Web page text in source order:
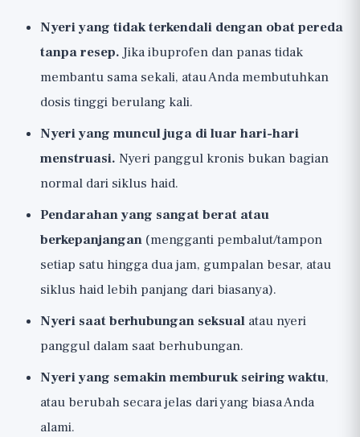
Nyeri yang tidak terkendali dengan obat pereda
tanpa resep.Jika ibuprofen dan panas tidak
membantu sama sekali, atau Anda membutuhkan
dosis tinggi berulang kali.
Nyeri yang muncul juga di luar hari-hari
menstruasi. Nyeri panggul kronis bukan bagian
normal dari siklus haid.
Pendarahan yang sangat berat atau
berkepanjangan (mengganti pembalut/tampon
setiap satu hingga dua jam, gumpalan besar, atau
siklus haid lebih panjang dari biasanya).
Nyeri saat berhubungan seksual atau nyeri
panggul dalam saat berhubungan.
Nyeri yang semakin memburuk seiring waktu,
atau berubah secara jelas dari yang biasa Anda
alami.